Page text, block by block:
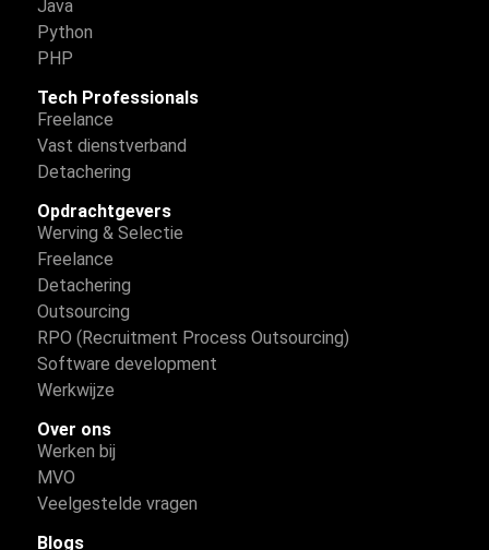
Java
Python
PHP
Tech Professionals
Freelance
Vast dienstverband
Detachering
Opdrachtgevers
Werving & Selectie
Freelance
Detachering
Outsourcing
RPO (Recruitment Process Outsourcing)
Software development
Werkwijze
Over ons
Werken bij
MVO
Veelgestelde vragen
Blogs